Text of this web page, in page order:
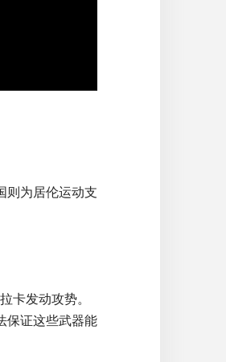
则为居伦运动支
卡发动攻势。
保证这些武器能